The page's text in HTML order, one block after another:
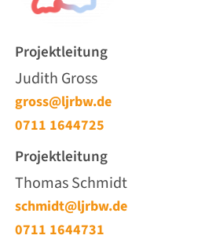
Projektleitung
Judith Gross
gross@ljrbw.de
0711 1644725
Projektleitung
Thomas Schmidt
schmidt@ljrbw.de
0711 1644731